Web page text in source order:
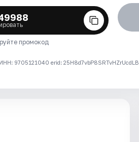
промокод
9705121040 erid: 25H8d7vbP8SRTvHZrUcdLB